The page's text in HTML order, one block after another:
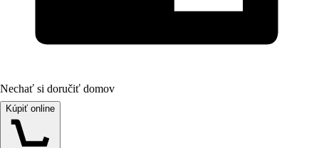
Nechať si doručiť domov
Kúpiť online